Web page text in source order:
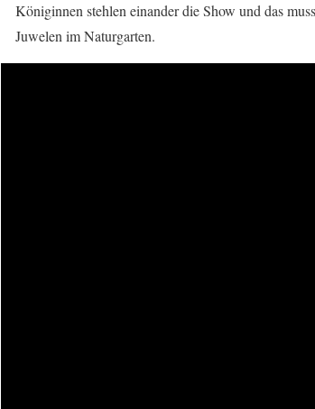
Königinnen stehlen einander die Show und das
Juwelen im Naturgarten.